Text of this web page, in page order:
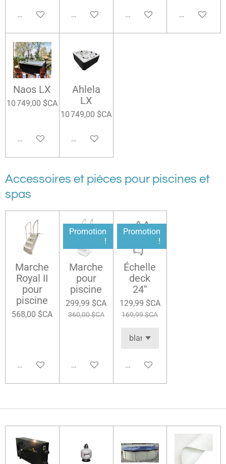
Ajouter au panierAjouter au panierAjouter au panierAjouter au
Naos LX
10 749,00 $CA
Ajouter au panier
Ahlela
LX
10 749,00 $CA
Ajouter au panier
Accessoires et pièces pour piscines et
spas
Marche
Royal II
pour
piscine
568,00 $CA
Ajouter au panier
Promotion
!
Marche
pour
piscine
299,99 $CA
360,00 $CA
Ajouter au panier
Promotion
!
Échelle
deck
24''
129,99 $CA
169,99 $CA
Ajouter au panier